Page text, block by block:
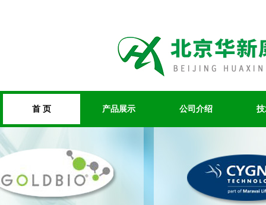
首 页 产品展示 公司介绍